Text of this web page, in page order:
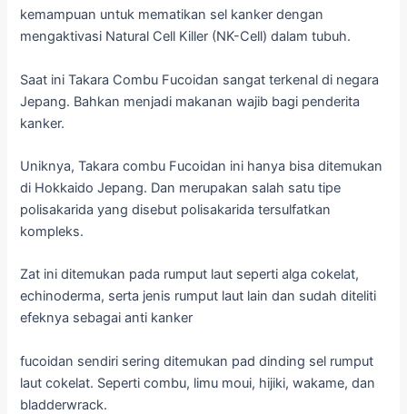
kemampuan untuk mematikan sel kanker dengan
mengaktivasi Natural Cell Killer (NK-Cell) dalam tubuh.
Saat ini Takara Combu Fucoidan sangat terkenal di negara
Jepang. Bahkan menjadi makanan wajib bagi penderita
kanker.
Uniknya, Takara combu Fucoidan ini hanya bisa ditemukan
di Hokkaido Jepang. Dan merupakan salah satu tipe
polisakarida yang disebut polisakarida tersulfatkan
kompleks.
Zat ini ditemukan pada rumput laut seperti alga cokelat,
echinoderma, serta jenis rumput laut lain dan sudah diteliti
efeknya sebagai anti kanker
fucoidan sendiri sering ditemukan pad dinding sel rumput
laut cokelat. Seperti combu, limu moui, hijiki, wakame, dan
bladderwrack.